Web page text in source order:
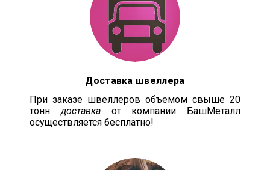
Доставка швеллера
При заказе швеллеров объемом свыше 20
тонндоставкаот компании БашМеталл
осуществляется бесплатно!